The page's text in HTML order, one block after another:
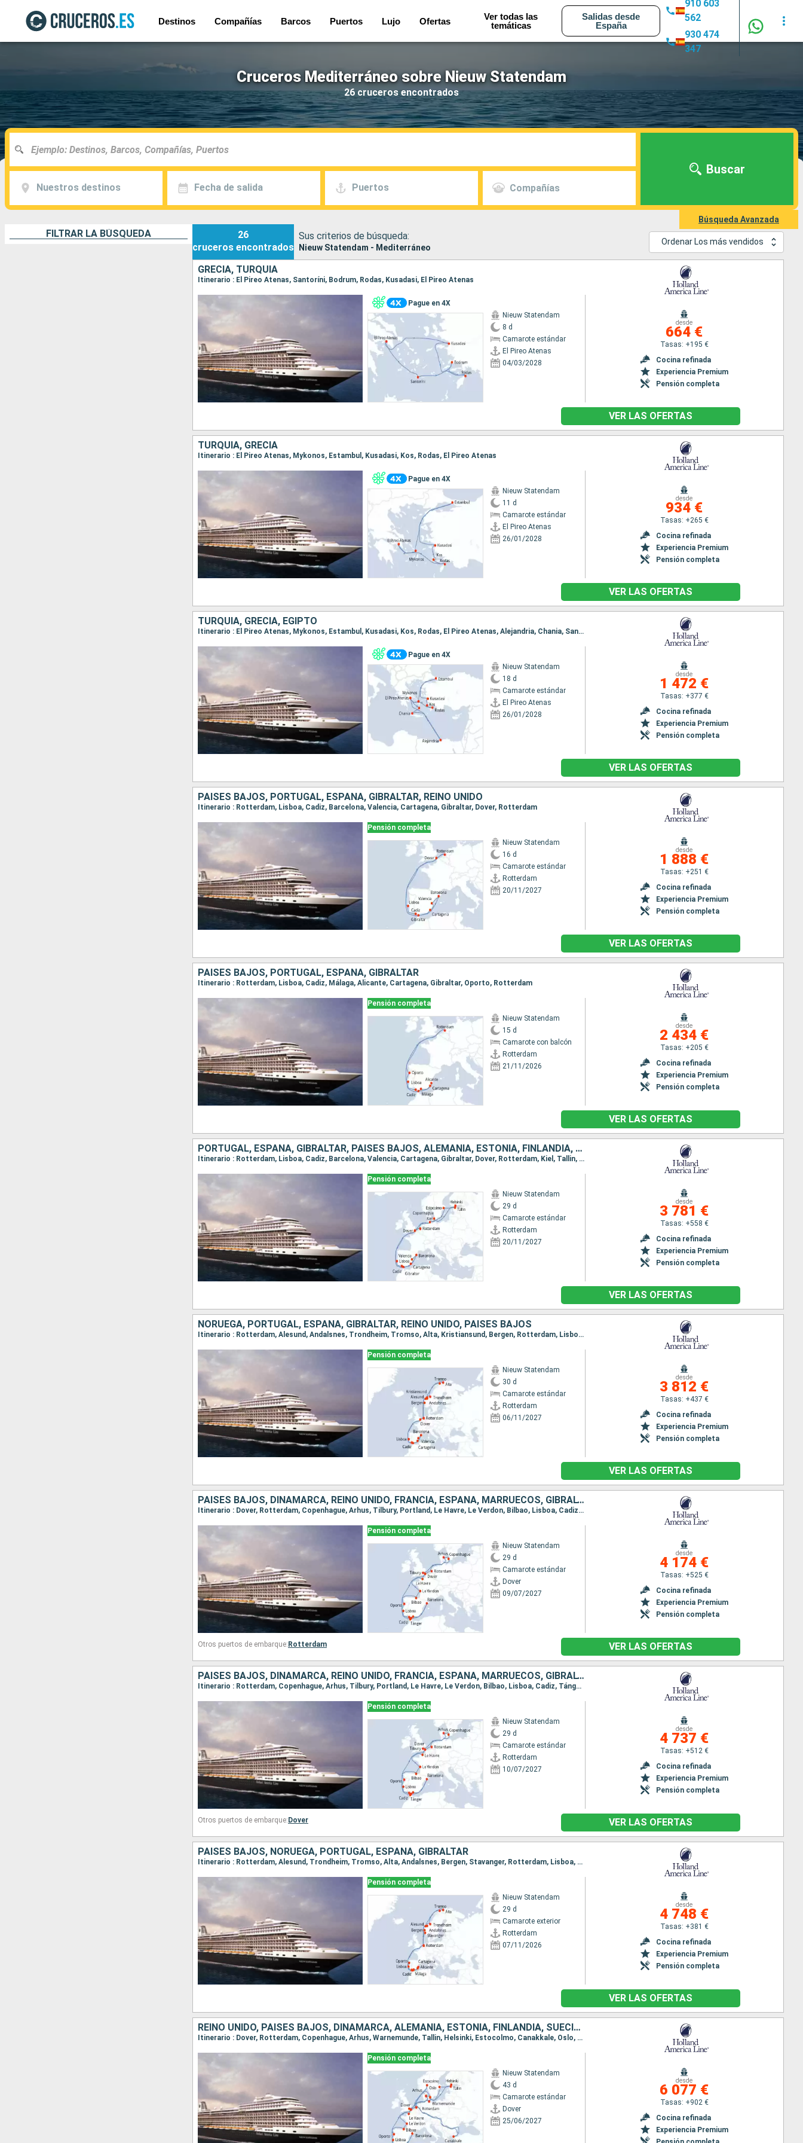
Destinos Compañías Barcos Puertos Lujo Ofertas
Ver todas las
temáticas
Salidas desde
España
910 603
562
930 474
347
Cruceros Mediterráneo sobre Nieuw Statendam
26 cruceros encontrados
Nuestros destinos Fecha de salida Puertos Compañías
Buscar
Búsqueda Avanzada
FILTRAR LA BÚSQUEDA
26
cruceros encontrados
Sus criterios de búsqueda:
Nieuw Statendam - Mediterráneo
Ordenar Los más vendidos
GRECIA, TURQUÍA
Itinerario : El Pireo Atenas, Santoríni, Bodrum, Rodas, Kusadasi, El Pireo Atenas
Pague en 4X
Nieuw Statendam
8 d
Camarote estándar
El Pireo Atenas
04/03/2028
desde
664 €
Tasas: +195 €
Cocina refinada
Experiencia Premium
Pensión completa
VER LAS OFERTAS
TURQUÍA, GRECIA
Itinerario : El Pireo Atenas, Mykonos, Estambul, Kusadasi, Kos, Rodas, El Pireo Atenas
Pague en 4X
Nieuw Statendam
11 d
Camarote estándar
El Pireo Atenas
26/01/2028
desde
934 €
Tasas: +265 €
Cocina refinada
Experiencia Premium
Pensión completa
VER LAS OFERTAS
TURQUÍA, GRECIA, EGIPTO
Itinerario : El Pireo Atenas, Mykonos, Estambul, Kusadasi, Kos, Rodas, El Pireo Atenas, Alejandria, Chania, Santoríni, El Pireo Atenas
Pague en 4X
Nieuw Statendam
18 d
Camarote estándar
El Pireo Atenas
26/01/2028
desde
1 472 €
Tasas: +377 €
Cocina refinada
Experiencia Premium
Pensión completa
VER LAS OFERTAS
PAISES BAJOS, PORTUGAL, ESPAÑA, GIBRALTAR, REINO UNIDO
Itinerario : Rotterdam, Lisboa, Cadiz, Barcelona, Valencia, Cartagena, Gibraltar, Dover, Rotterdam
Pensión completa
Nieuw Statendam
16 d
Camarote estándar
Rotterdam
20/11/2027
desde
1 888 €
Tasas: +251 €
Cocina refinada
Experiencia Premium
Pensión completa
VER LAS OFERTAS
PAISES BAJOS, PORTUGAL, ESPAÑA, GIBRALTAR
Itinerario : Rotterdam, Lisboa, Cadiz, Málaga, Alicante, Cartagena, Gibraltar, Oporto, Rotterdam
Pensión completa
Nieuw Statendam
15 d
Camarote con balcón
Rotterdam
21/11/2026
desde
2 434 €
Tasas: +205 €
Cocina refinada
Experiencia Premium
Pensión completa
VER LAS OFERTAS
PORTUGAL, ESPAÑA, GIBRALTAR, PAISES BAJOS, ALEMANIA, ESTONIA, FINLANDIA, SUECIA, DINAMARCA, REINO UNIDO
Itinerario : Rotterdam, Lisboa, Cadiz, Barcelona, Valencia, Cartagena, Gibraltar, Dover, Rotterdam, Kiel, Tallin, Helsinki, Estocolmo, Copenhague, Dover, Rotterdam
Pensión completa
Nieuw Statendam
29 d
Camarote estándar
Rotterdam
20/11/2027
desde
3 781 €
Tasas: +558 €
Cocina refinada
Experiencia Premium
Pensión completa
VER LAS OFERTAS
NORUEGA, PORTUGAL, ESPAÑA, GIBRALTAR, REINO UNIDO, PAISES BAJOS
Itinerario : Rotterdam, Alesund, Andalsnes, Trondheim, Tromso, Alta, Kristiansund, Bergen, Rotterdam, Lisboa, Cadiz, Barcelona, Valencia, Cartagena, Gibraltar, Dover, Rotterdam
Pensión completa
Nieuw Statendam
30 d
Camarote estándar
Rotterdam
06/11/2027
desde
3 812 €
Tasas: +437 €
Cocina refinada
Experiencia Premium
Pensión completa
VER LAS OFERTAS
PAISES BAJOS, DINAMARCA, REINO UNIDO, FRANCIA, ESPAÑA, MARRUECOS, GIBRALTAR, PORTUGAL
Itinerario : Dover, Rotterdam, Copenhague, Arhus, Tilbury, Portland, Le Havre, Le Verdon, Bilbao, Lisboa, Cadiz, Tánger, Málaga, Barcelona, Gibraltar, Oporto, Dover
Pensión completa
Nieuw Statendam
29 d
Camarote estándar
Dover
09/07/2027
desde
4 174 €
Tasas: +525 €
Cocina refinada
Experiencia Premium
Pensión completa
Otros puertos de embarque: Rotterdam VER LAS OFERTAS
PAISES BAJOS, DINAMARCA, REINO UNIDO, FRANCIA, ESPAÑA, MARRUECOS, GIBRALTAR, PORTUGAL
Itinerario : Rotterdam, Copenhague, Arhus, Tilbury, Portland, Le Havre, Le Verdon, Bilbao, Lisboa, Cadiz, Tánger, Málaga, Barcelona, Gibraltar, Oporto, Dover, Rotterdam
Pensión completa
Nieuw Statendam
29 d
Camarote estándar
Rotterdam
10/07/2027
desde
4 737 €
Tasas: +512 €
Cocina refinada
Experiencia Premium
Pensión completa
Otros puertos de embarque: Dover VER LAS OFERTAS
PAISES BAJOS, NORUEGA, PORTUGAL, ESPAÑA, GIBRALTAR
Itinerario : Rotterdam, Alesund, Trondheim, Tromso, Alta, Andalsnes, Bergen, Stavanger, Rotterdam, Lisboa, Cadiz, Málaga, Alicante, Cartagena, Gibraltar, Oporto, Rotterdam
Pensión completa
Nieuw Statendam
29 d
Camarote exterior
Rotterdam
07/11/2026
desde
4 748 €
Tasas: +381 €
Cocina refinada
Experiencia Premium
Pensión completa
VER LAS OFERTAS
REINO UNIDO, PAISES BAJOS, DINAMARCA, ALEMANIA, ESTONIA, FINLANDIA, SUECIA, TURQUÍA, NORUEGA, FRANCIA, ESPAÑA, MARRUECOS, GIBRALTAR, PORTUGAL
Itinerario : Dover, Rotterdam, Copenhague, Arhus, Warnemunde, Tallin, Helsinki, Estocolmo, Canakkale, Oslo, Dover, Rotterdam, Copenhague, Arhus, Tilbury, Portland, Le Havre, Le Verdon, Bilbao, Lisboa, Cadiz, Tánger, Málaga, Barcelona, Gibraltar, Oporto, Dover
Pensión completa
Nieuw Statendam
43 d
Camarote estándar
Dover
25/06/2027
desde
6 077 €
Tasas: +902 €
Cocina refinada
Experiencia Premium